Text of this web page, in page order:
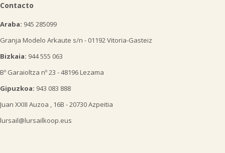
Contacto
Araba: 945 285099
Granja Modelo Arkaute s/n - 01192 Vitoria-Gasteiz
Bizkaia: 944 555 063
Bº Garaioltza nº 23 - 48196 Lezama
Gipuzkoa: 943 083 888
Juan XXIII Auzoa , 16B - 20730 Azpeitia
lursail@lursailkoop.eus